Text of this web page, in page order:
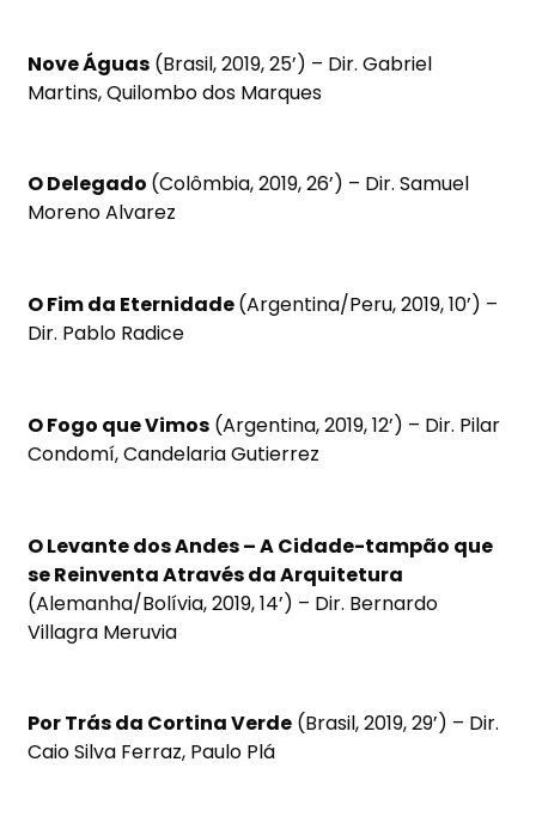
Nove Águas (Brasil, 2019, 25’) – Dir. Gabriel
Martins, Quilombo dos Marques
O Delegado (Colômbia, 2019, 26’) – Dir. Samuel
Moreno Alvarez
O Fim da Eternidade(Argentina/Peru, 2019, 10’) –
Dir. Pablo Radice
O Fogo que Vimos (Argentina, 2019, 12’) – Dir. Pilar
Condomí, Candelaria Gutierrez
O Levante dos Andes – A Cidade-tampão que
se Reinventa Através da Arquitetura
(Alemanha/Bolívia, 2019, 14’) – Dir. Bernardo
Villagra Meruvia
Por Trás da Cortina Verde (Brasil, 2019, 29’) – Dir.
Caio Silva Ferraz, Paulo Plá